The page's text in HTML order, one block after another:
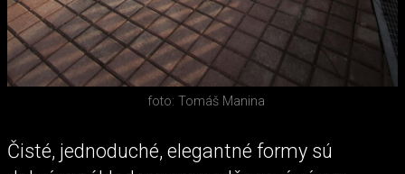
foto: Tomáš Manina
Čisté, jednoduché, elegantné formy sú